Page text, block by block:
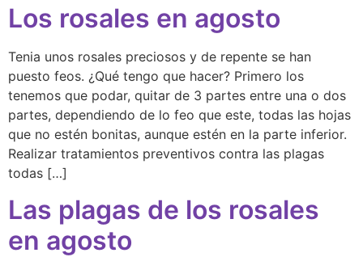
Los rosales en agosto
Tenia unos rosales preciosos y de repente se han
puesto feos. ¿Qué tengo que hacer? Primero los
tenemos que podar, quitar de 3 partes entre una o dos
partes, dependiendo de lo feo que este, todas las hojas
que no estén bonitas, aunque estén en la parte inferior.
Realizar tratamientos preventivos contra las plagas
todas […]
Las plagas de los rosales
en agosto